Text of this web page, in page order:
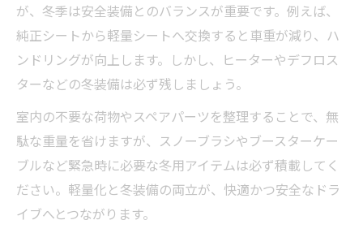
が、冬季は安全装備とのバランスが重要です。例えば、
純正シートから軽量シートへ交換すると車重が減り、ハ
ンドリングが向上します。しかし、ヒーターやデフロス
ターなどの冬装備は必ず残しましょう。
室内の不要な荷物やスペアパーツを整理することで、無
駄な重量を省けますが、スノーブラシやブースターケー
ブルなど緊急時に必要な冬用アイテムは必ず積載してく
ださい。軽量化と冬装備の両立が、快適かつ安全なドラ
イブへとつながります。